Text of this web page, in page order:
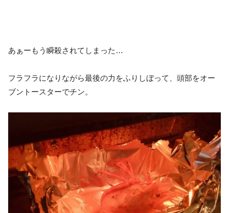
あぁーもう瞬殺されてしまった…
フラフラになりながら最後の力をふりしぼって、頭部をオー
ブントースターでチン。